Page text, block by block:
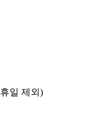
일 제외)